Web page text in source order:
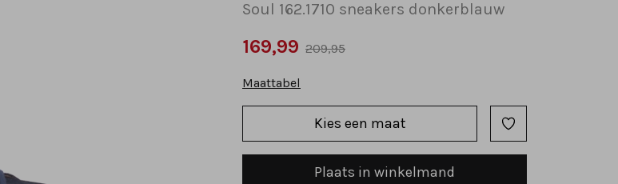
Soul 162.1710 sneakers donkerblauw
169,99 209,95
Maattabel
Kies een maat
Plaats in winkelmand